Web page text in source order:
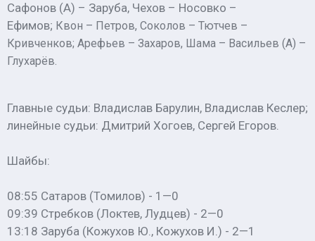
Сафонов (А) – Заруба, Чехов – Носовко –
Ефимов; Квон – Петров, Соколов – Тютчев –
Кривченков; Арефьев – Захаров, Шама – Васильев (А) –
Глухарёв.
Главные судьи: Владислав Барулин, Владислав Кеслер;
линейные судьи: Дмитрий Хогоев, Сергей Егоров.
Шайбы:
08:55 Сатаров (Томилов) - 1—0
09:39 Стребков (Локтев, Лудцев) - 2—0
13:18 Заруба (Кожухов Ю., Кожухов И.) - 2—1